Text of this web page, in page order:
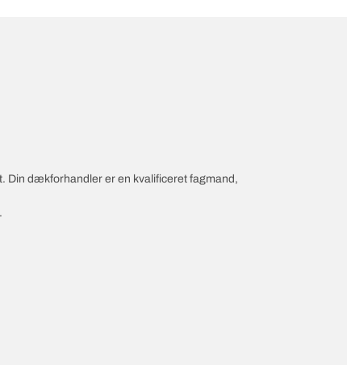
Din dækforhandler er en kvalificeret fagmand,